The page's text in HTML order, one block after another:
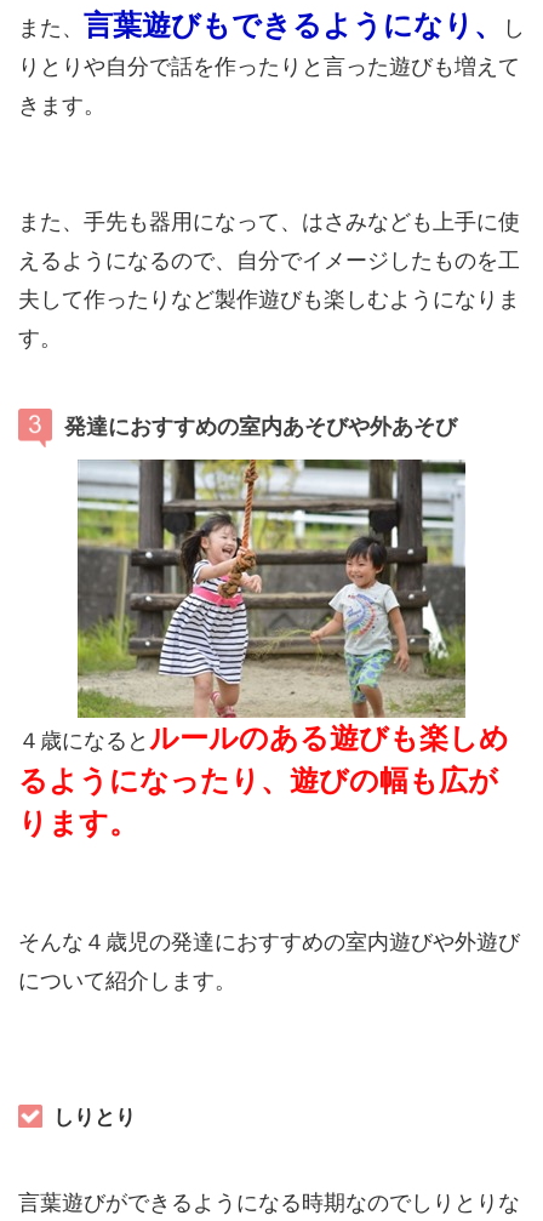
また、 言葉遊びもできるようになり、
し
りとりや自分で話を作ったりと言った遊びも増えて
きます。
また、手先も器用になって、はさみなども上手に使
えるようになるので、自分でイメージしたものを工
夫して作ったりなど製作遊びも楽しむようになりま
す。
発達におすすめの室内あそびや外あそび
４歳になると ルールのある遊びも楽しめ
るようになったり、遊びの幅も広が
ります。
そんな４歳児の発達におすすめの室内遊びや外遊び
について紹介します。
しりとり
言葉遊びができるようになる時期なのでしりとりな